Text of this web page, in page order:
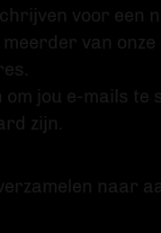
voor een
van
jou e-mails
zijn.
naar